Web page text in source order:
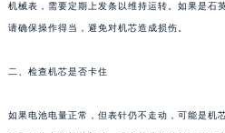
机械表，需要定期上发条以维持运转。如果是石
请确保操作得当，避免对机芯造成损伤。
二、检查机芯是否卡住
如果电池电量正常，但表针仍不走动，可能是机